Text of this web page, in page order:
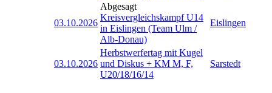
03.10.2026
Abgesagt
Kreisvergleichskampf U14
in Eislingen (Team Ulm /
Alb-Donau)
Eislingen
03.10.2026
Herbstwerfertag mit Kugel
und Diskus + KM M, F,
U20/18/16/14
Sarstedt